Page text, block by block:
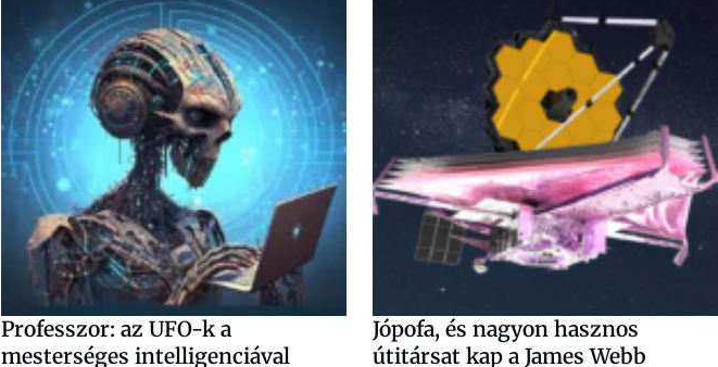
Professzor: az UFO-k a
mesterséges intelligenciával
Jópofa, és nagyon hasznos
útitársat kap a James Webb